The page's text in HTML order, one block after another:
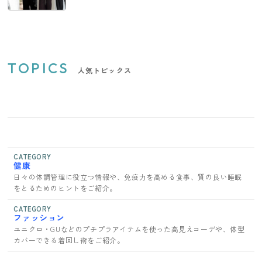
TOPICS 人気トピックス
CATEGORY
健康
日々の体調管理に役立つ情報や、免疫力を高める食事、質の良い睡眠
をとるためのヒントをご紹介。
CATEGORY
ファッション
ユニクロ・GUなどのプチプラアイテムを使った高見えコーデや、体型
カバーできる着回し術をご紹介。